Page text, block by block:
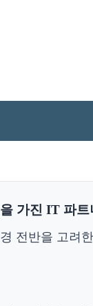
가진 IT 파트
전반을 고려